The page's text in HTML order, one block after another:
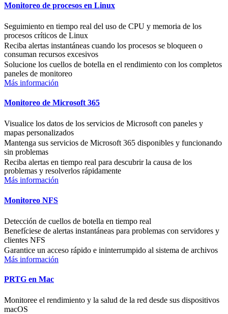
Monitoreo de procesos en Linux
Seguimiento en tiempo real del uso de CPU y memoria de los
procesos críticos de Linux
Reciba alertas instantáneas cuando los procesos se bloqueen o
consuman recursos excesivos
Solucione los cuellos de botella en el rendimiento con los completos
paneles de monitoreo
Más información
Monitoreo de Microsoft 365
Visualice los datos de los servicios de Microsoft con paneles y
mapas personalizados
Mantenga sus servicios de Microsoft 365 disponibles y funcionando
sin problemas
Reciba alertas en tiempo real para descubrir la causa de los
problemas y resolverlos rápidamente
Más información
Monitoreo NFS
Detección de cuellos de botella en tiempo real
Benefíciese de alertas instantáneas para problemas con servidores y
clientes NFS
Garantice un acceso rápido e ininterrumpido al sistema de archivos
Más información
PRTG en Mac
Monitoree el rendimiento y la salud de la red desde sus dispositivos
macOS